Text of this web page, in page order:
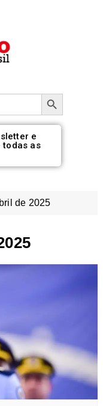
Botão de pesquisa
e
as
de 2025